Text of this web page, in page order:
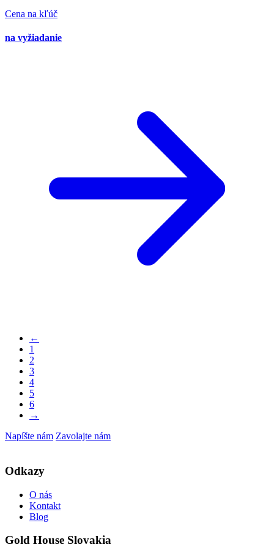
Cena na kľúč
na vyžiadanie
←
1
2
3
4
5
6
→
Napíšte nám Zavolajte nám
Odkazy
O nás
Kontakt
Blog
Gold House Slovakia